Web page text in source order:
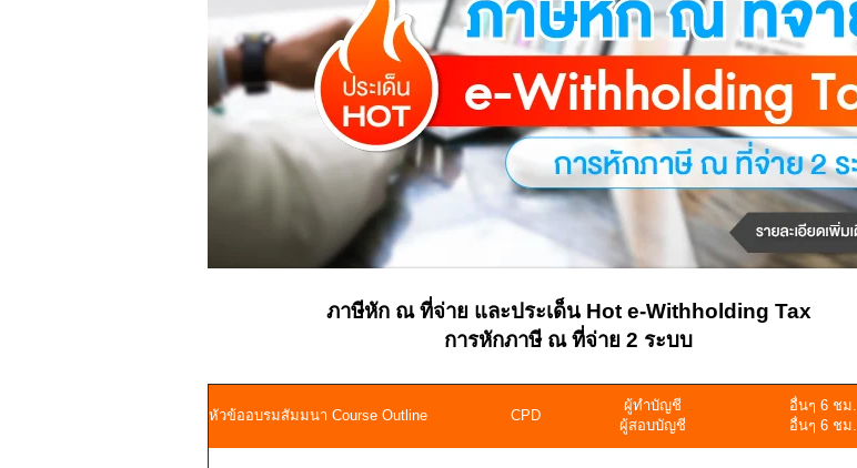
ภาษีหัก ณ ที่จ่าย และประเด็น Hot e-Withholding Tax
การหักภาษี ณ ที่จ่าย 2 ระบบ
หัวข้ออบรมสัมมนา Course Outline CPD
ผู้ทำบัญชี
อื่นๆ 6 ชม.
ผู้สอบบัญชี
อื่นๆ 6 ชม.